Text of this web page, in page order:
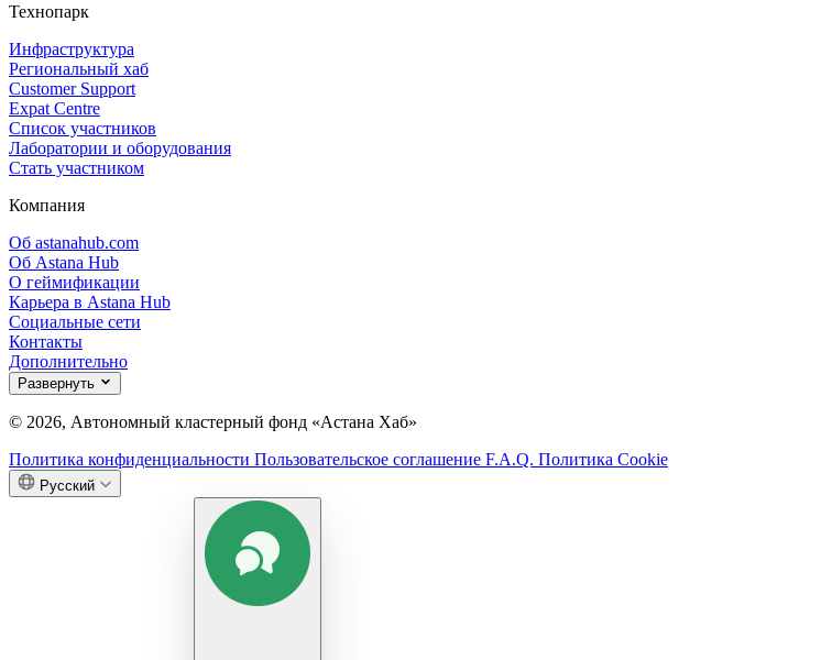
Технопарк
Инфраструктура
Региональный хаб
Customer Support
Expat Centre
Список участников
Лаборатории и оборудования
Стать участником
Компания
Об astanahub.com
Об Astana Hub
О геймификации
Карьера в Astana Hub
Социальные сети
Контакты
Дополнительно
Развернуть
© 2026, Автономный кластерный фонд «Астана Хаб»
Политика конфиденциальности Пользовательское соглашение F.A.Q. Политика Cookie
Русский